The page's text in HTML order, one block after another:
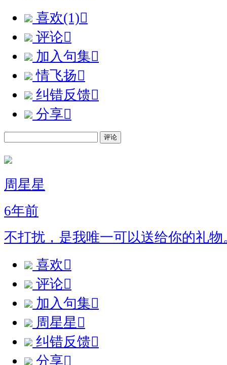
喜欢(1)
评论
加入句集
情飞扬
纠错反馈
分享
评论
周星星
6年前
不打扰，是我唯一可以送给你的礼物
喜欢
评论
加入句集
周星星
纠错反馈
分享